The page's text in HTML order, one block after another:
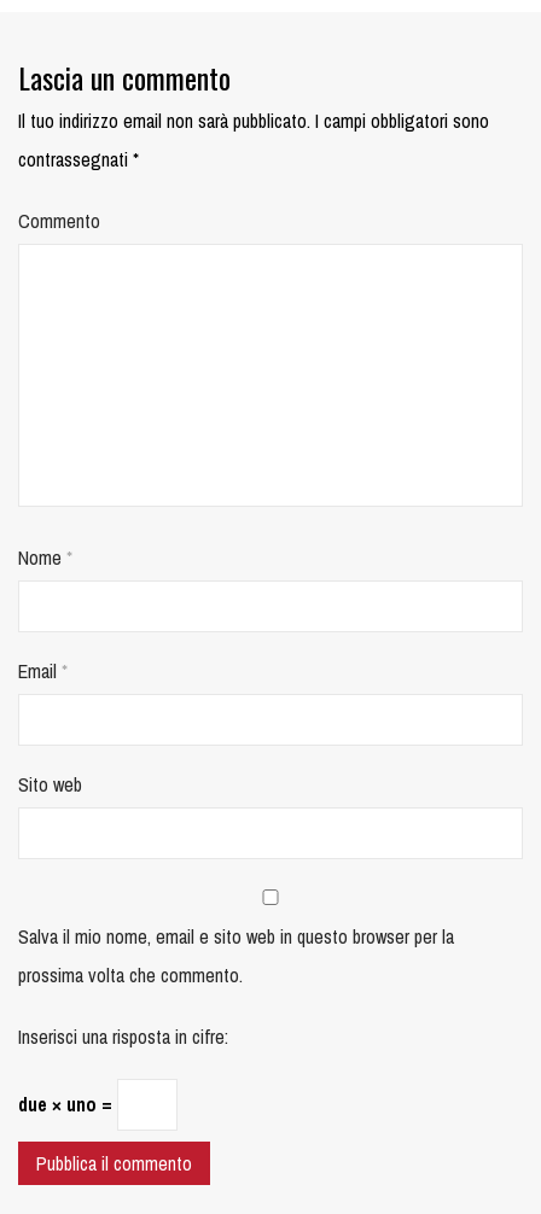
Lascia un commento
Il tuo indirizzo email non sarà pubblicato.I campi obbligatori sono
contrassegnati*
Commento
Nome *
Email *
Sito web
Salva il mio nome, email e sito web in questo browser per la
prossima volta che commento.
Inserisci una risposta in cifre:
due × uno =